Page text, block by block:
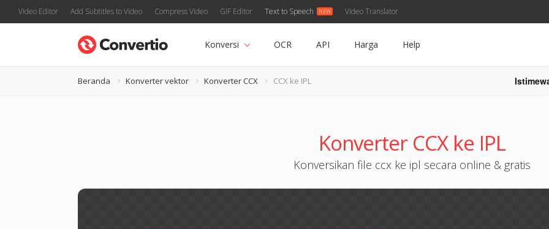
Video Editor Add Subtitles to Video Compress Video GIF Editor Text to Speech Video Translator
Konversi OCR API Harga Help
Beranda Konverter vektor Konverter CCX CCX ke IPL
Konverter CCX ke IPL
Konversikan file ccx ke ipl secara online & gratis